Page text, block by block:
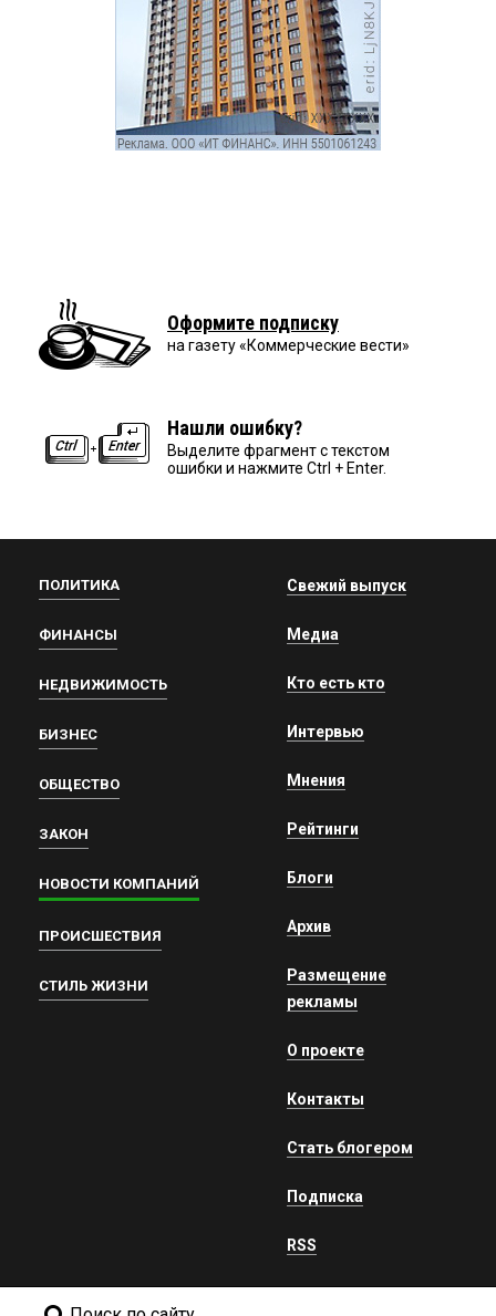
Оформите подписку
на газету «Коммерческие вести»
Нашли ошибку?
Выделите фрагмент с текстом
ошибки и нажмите Ctrl + Enter.
ПОЛИТИКА
ФИНАНСЫ
НЕДВИЖИМОСТЬ
БИЗНЕС
ОБЩЕСТВО
ЗАКОН
НОВОСТИ КОМПАНИЙ
ПРОИСШЕСТВИЯ
СТИЛЬ ЖИЗНИ
Свежий выпуск
Медиа
Кто есть кто
Интервью
Мнения
Рейтинги
Блоги
Архив
Размещение
рекламы
О проекте
Контакты
Стать блогером
Подписка
RSS